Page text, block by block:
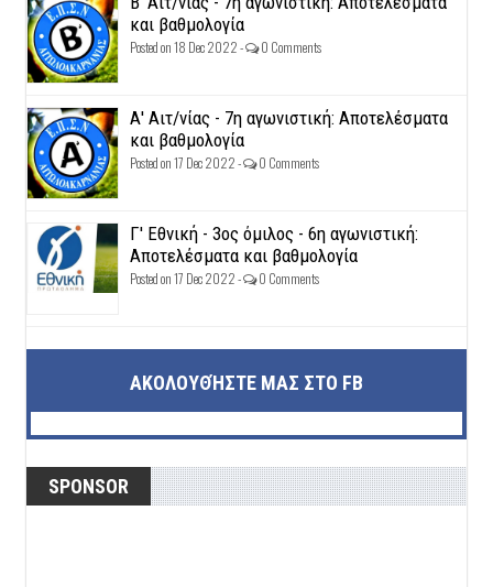
και βαθμολογία
Posted on 18 Dec 2022 - 0 Comments
Α' Αιτ/νίας - 7η αγωνιστική: Αποτελέσματα
και βαθμολογία
Posted on 17 Dec 2022 - 0 Comments
Γ' Εθνική - 3ος όμιλος - 6η αγωνιστική:
Αποτελέσματα και βαθμολογία
Posted on 17 Dec 2022 - 0 Comments
ΑΚΟΛΟΥΘΉΣΤΕ ΜΑΣ ΣΤΟ FB
SPONSOR